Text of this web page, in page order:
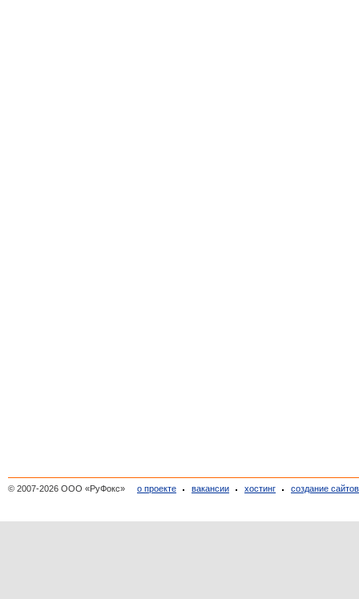
© 2007-2026 ООО «РуФокс» о проекте вакансии хостинг создание сайтов